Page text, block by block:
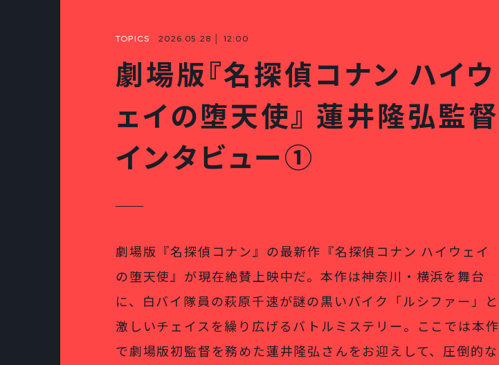
TOPICS 2026.05.28 │ 12:00
劇場版『名探偵コナン ハイウ
ェイの堕天使』 蓮井隆弘監督
インタビュー①
劇場版『名探偵コナン』の最新作『名探偵コナン ハイウェイ
の堕天使』が現在絶賛上映中だ。本作は神奈川・横浜を舞台
に、白バイ隊員の萩原千速が謎の黒いバイク「ルシファー」と
激しいチェイスを繰り広げるバトルミステリー。ここでは本作
で劇場版初監督を務めた蓮井隆弘さんをお迎えして、圧倒的な